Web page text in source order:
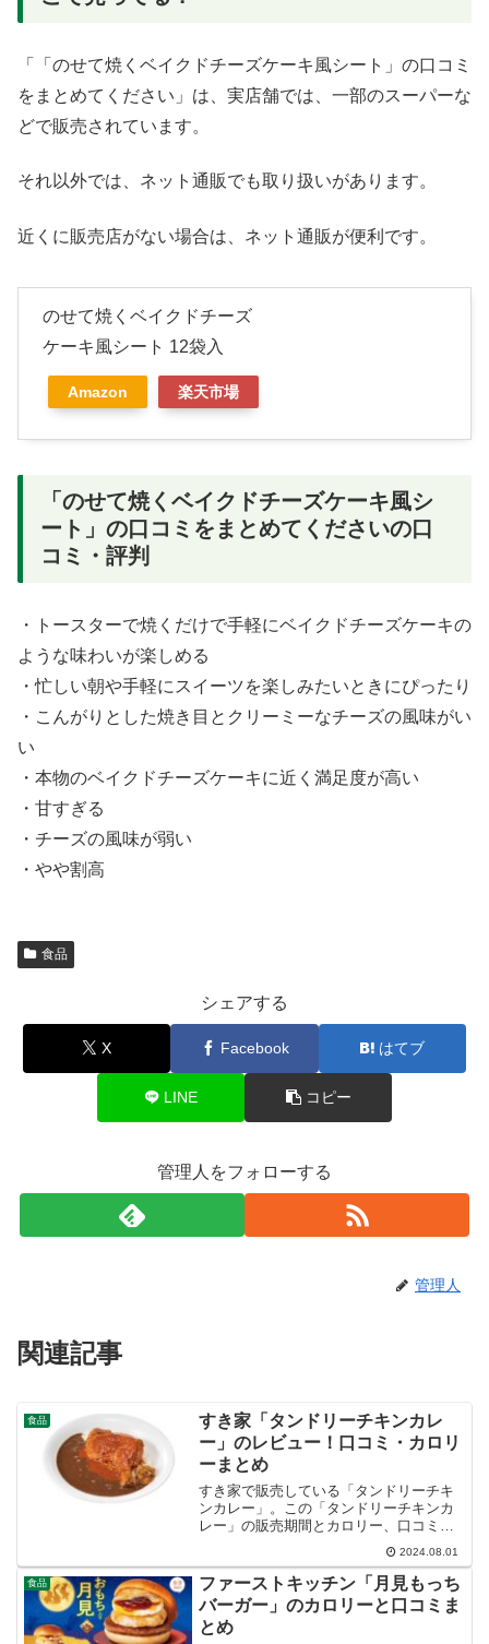
「「のせて焼くベイクドチーズケーキ風シート」の口コミ
をまとめてください」は、実店舗では、一部のスーパーな
どで販売されています。
それ以外では、ネット通販でも取り扱いがあります。
近くに販売店がない場合は、ネット通販が便利です。
のせて焼くベイクドチーズ
ケーキ風シート 12袋入
Amazon 楽天市場
「のせて焼くベイクドチーズケーキ風シ
ート」の口コミをまとめてくださいの口
コミ・評判
・トースターで焼くだけで手軽にベイクドチーズケーキの
ような味わいが楽しめる
・忙しい朝や手軽にスイーツを楽しみたいときにぴったり
・こんがりとした焼き目とクリーミーなチーズの風味がい
い
・本物のベイクドチーズケーキに近く満足度が高い
・甘すぎる
・チーズの風味が弱い
・やや割高
食品
シェアする
X Facebook はてブ
LINE コピー
管理人をフォローする
管理人
関連記事
食品
すき家「タンドリーチキンカレ
ー」のレビュー！口コミ・カロリ
ーまとめ
すき家で販売している「タンドリーチキ
ンカレー」。この「タンドリーチキンカ
レー」の販売期間とカロリー、口コミ・
2024.08.01
食品
ファーストキッチン「月見もっち
バーガー」のカロリーと口コミま
とめ